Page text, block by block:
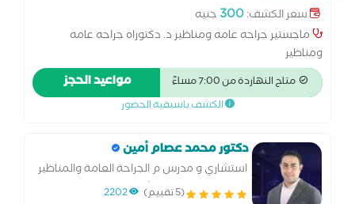
سعر الكشف:300 جنيه
ماجستير جراحه عامه ومناظير د. دكتوراه جراحه عامه
ومناظير
متاح النهاردة من 7:00 مساءً مواعيد الحجز
الكشف باسبقية الحضور
دكتور محمد عصام أمين
استشاري و مدرس م الجراحة العامة والمناظير
وجراحات السمنة و الشرج بالليزر بكلية الطب
(5 تقييم) 2202